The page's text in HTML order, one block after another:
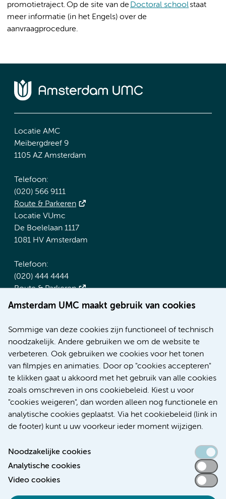
Amsterdam UMC maakt gebruik van cookies
Sommige van deze cookies zijn functioneel of technisch
noodzakelijk. Andere gebruiken we om de website te
verbeteren. Ook gebruiken we cookies voor het tonen
van filmpjes en animaties. Door op "cookies accepteren"
te klikken gaat u akkoord met het gebruik van alle cookies
zoals omschreven in ons cookiebeleid. Kiest u voor
"cookies weigeren", dan worden alleen nog functionele en
analytische cookies geplaatst. Via het cookiebeleid (link in
de footer) kunt u uw voorkeur ieder moment wijzigen.
Noodzakelijke cookies
Analytische cookies
Video cookies
promotietraject. Op de site van de Doctoral schoolstaat
meer informatie (in het Engels) over de
aanvraagprocedure.
Locatie AMC
Meibergdreef 9
1105 AZ Amsterdam
Telefoon:
(020) 566 9111
Route & Parkeren
Locatie VUmc
De Boelelaan 1117
1081 HV Amsterdam
Telefoon:
(020) 444 4444
Route & Parkeren
Meer Amsterdam UMC websites:
Werken bij Amsterdam UMC
Over Amsterdam UMC
Nieuws
Research
Educatie Locatie AMC
Educatie Locatie VUmc
Toegankelijkheidsverklaring
Responsible disclosure
Algemene privacyverklaring